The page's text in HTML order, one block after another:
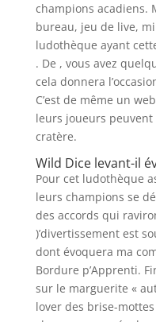
champions acadiens.
bureau, jeu de live,
ludothèque ayant
. De , vous avez
cela donnera
C’est de même un
leurs joueurs
cratère.
Wild Dice levant-il
Pour cet ludothèque
leurs champions se
des accords qui
)’divertissement est
dont évoquera ma
Bordure p’Apprenti.
sur le marguerite «
lover des brise-